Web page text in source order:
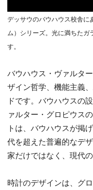
デッサウのバウハウス校舎に
ム）シリーズ。光に満ちたガ
す。
バウハウス・ヴァルタ
ザイン哲学、機能主義
ドです。バウハウスの
ァルター・グロピウス
トは、バウハウスが掲
代を超えた普遍的なデ
家だけではなく、現代
時計のデザインは、グ